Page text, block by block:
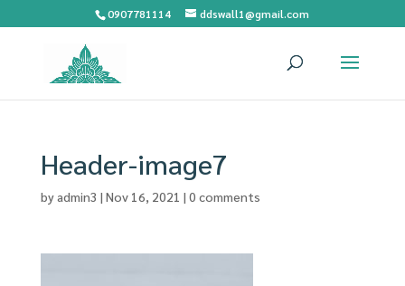
0907781114 ddswall1@gmail.com
Header-image7
byadmin3 | Nov 16, 2021 | 0 comments